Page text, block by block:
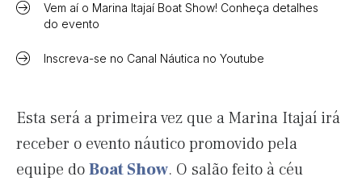
Vem aí o Marina Itajaí Boat Show! Conheça detalhes
do evento
Inscreva-se no Canal Náutica no Youtube
Esta será a primeira vez que a Marina Itajaí irá
receber o evento náutico promovido pela
equipe doBoat Show. O salão feito à céu